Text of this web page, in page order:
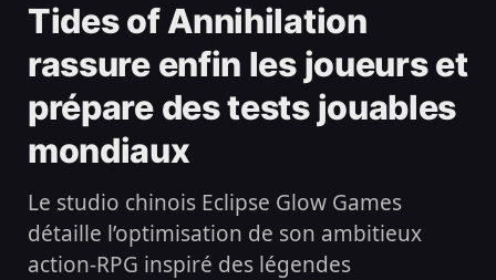
Tides of Annihilation
rassure enfin les joueurs et
prépare des tests jouables
mondiaux
Le studio chinois Eclipse Glow Games
détaille l’optimisation de son ambitieux
action-RPG inspiré des légendes